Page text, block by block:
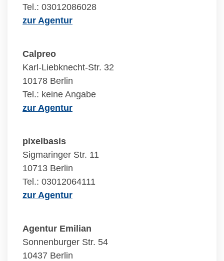
Tel.: 03012086028
zur Agentur
Calpreo
Karl-Liebknecht-Str. 32
10178 Berlin
Tel.: keine Angabe
zur Agentur
pixelbasis
Sigmaringer Str. 11
10713 Berlin
Tel.: 03012064111
zur Agentur
Agentur Emilian
Sonnenburger Str. 54
10437 Berlin